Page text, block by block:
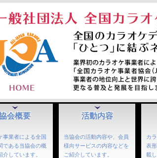
会概要
事業者による全国
である当協会の概
介しています。
活動内容
当協会の活動内容や、会員
様向サービスの内容などを
ご紹介しています。
カ
表
載